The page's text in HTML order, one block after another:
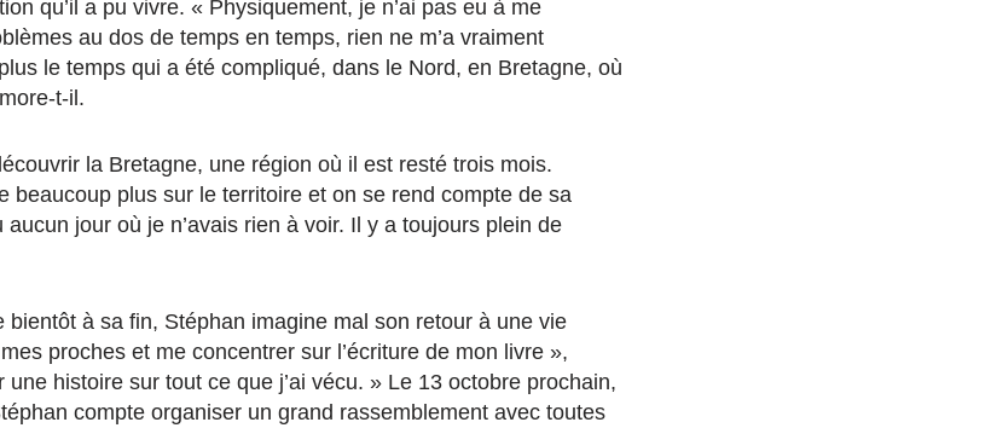
qu’il a pu vivre. « Physiquement, je n’ai pas eu à me
au dos de temps en temps, rien ne m’a vraiment
plus le temps qui a été compliqué, dans le Nord, en Bretagne, où
t-il.
l a Bretagne, une région où il est resté trois mois.
beaucoup plus sur le territoire et on se rend compte de sa
aucun jour où je n’avais rien à voir. Il y a toujours plein de
bientôt à sa fin, Stéphan imagine mal son retour à une vie
proches et me concentrer sur l’écriture de mon livre »,
une histoire sur tout ce que j’ai vécu. » Le 13 octobre prochain,
compte organiser un grand rassemblement avec toutes